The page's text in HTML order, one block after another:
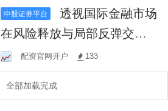
中股证券平台
透视国际金融市场
在风险释放与局部反弹交替
出现的时期背景下股票
配资官网开户 133
全部加载完成